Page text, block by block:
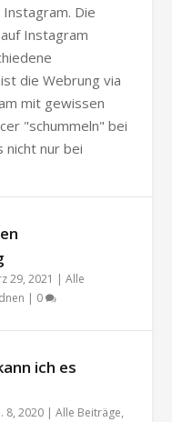
Die
Instagram
die Webrung via
mit gewissen
"schummeln" bei
nicht nur bei
29, 2021 |Alle
0
ich es
8, 2020 |Alle Beiträge,